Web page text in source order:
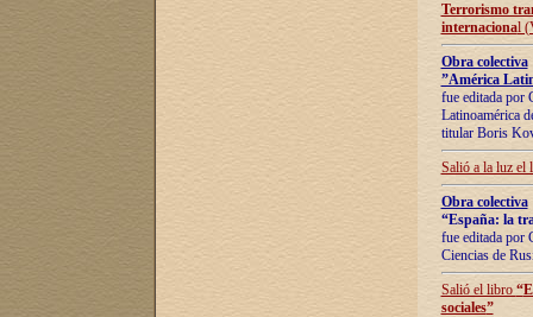
Terrorismo
internacional
Obra colectiva
”América
fue editada por
Latinoamérica
titular Boris
Salió a la luz el
Obra colectiva
“España: la
fue editada por
Ciencias de
Salió el libro “
sociales”